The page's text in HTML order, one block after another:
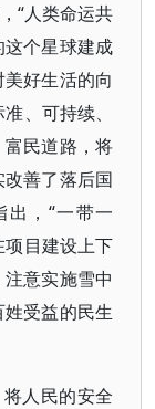
“人类命运共
个星球建成
好生活的向
、可持续、
民道路，将
善了落后国
，“一带一
项目建设上下
意实施雪中
受益的民生
人民的安全